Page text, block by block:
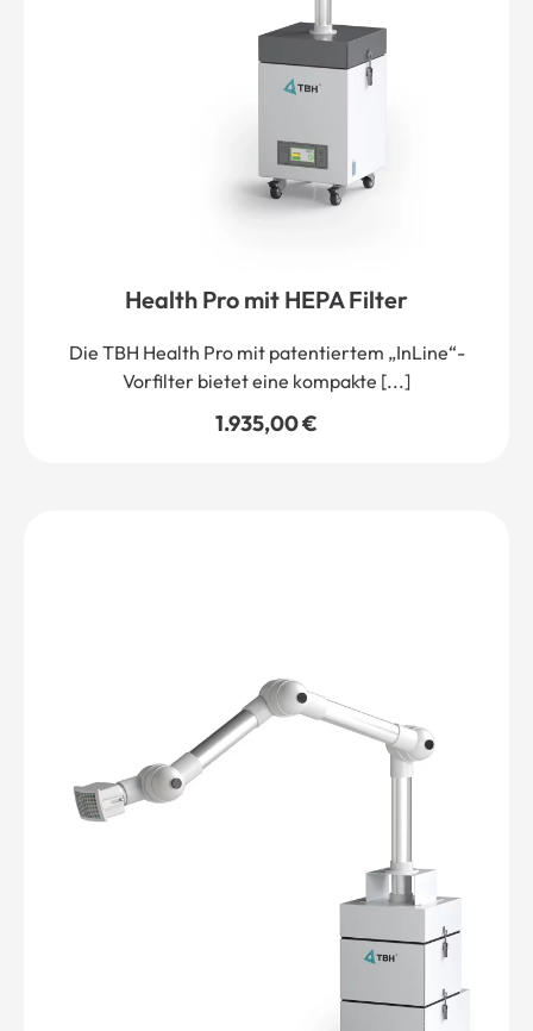
Health Pro mit HEPA Filter
Die TBH Health Pro mit patentiertem „InLine“-
Vorfilter bietet eine kompakte [...]
1.935,00€